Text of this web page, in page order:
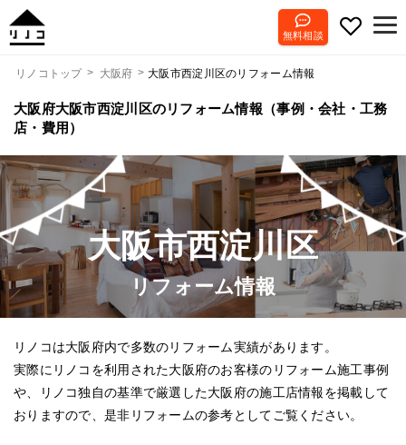
無料相談
リノコトップ 大阪府 大阪市西淀川区のリフォーム情報
大阪府大阪市西淀川区のリフォーム情報（事例・会社・工務
店・費用）
大阪市西淀川区
リフォーム情報
リノコは大阪府内で多数のリフォーム実績があります。
実際にリノコを利用された大阪府のお客様のリフォーム施工事例
や、リノコ独自の基準で厳選した大阪府の施工店情報を掲載して
おりますので、是非リフォームの参考としてご覧ください。